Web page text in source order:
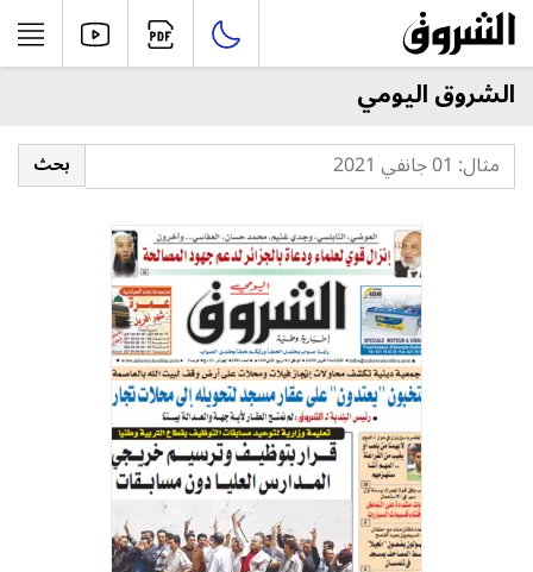
الشروق اليومي